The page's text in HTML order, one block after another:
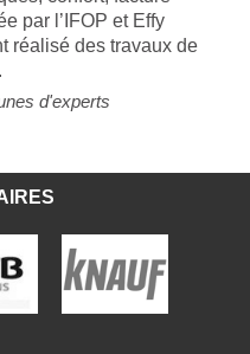
confort, facture
par l’IFOP et Effy
réalisé des travaux de